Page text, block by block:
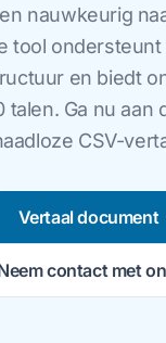
nauwkeurig
tool
en biedt
talen. Ga nu aan
CSV-
Vertaal document
contact met